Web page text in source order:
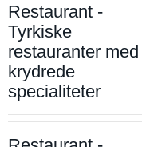
Restaurant -
Tyrkiske
restauranter med
krydrede
specialiteter